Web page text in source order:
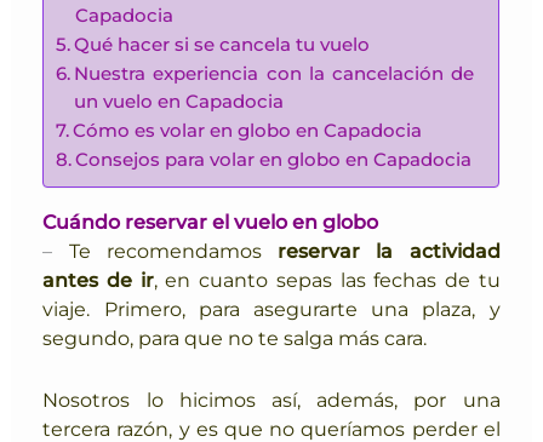
Capadocia
Qué hacer si se cancela tu vuelo
Nuestra experiencia con la cancelación de
un vuelo en Capadocia
Cómo es volar en globo en Capadocia
Consejos para volar en globo en Capadocia
Cuándo reservar el vuelo en globo
–
Te recomendamos reservar la actividad
antes de ir, en cuanto sepas las fechas de tu
viaje. Primero, para asegurarte una plaza, y
segundo, para que no te salga más cara.
Nosotros lo hicimos así, además, por una
tercera razón, y es que no queríamos perder el